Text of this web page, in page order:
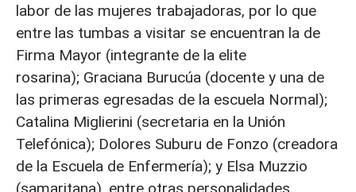
labor de las mujeres trabajadoras, por lo que
entre las tumbas a visitar se encuentran la de
Firma Mayor (integrante de la elite
rosarina); Graciana Burucúa (docente y una de
las primeras egresadas de la escuela Normal);
Catalina Miglierini (secretaria en la Unión
Telefónica); Dolores Suburu de Fonzo (creadora
de la Escuela de Enfermería); y Elsa Muzzio
(samaritana), entre otras personalidades.